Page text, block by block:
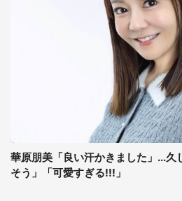
華原朋美「良い汗かきました」...久
そう」「可愛すぎる!!!」